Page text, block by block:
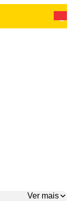
Ver mais